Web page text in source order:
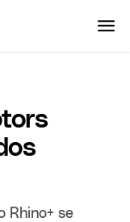
Rhino+ se